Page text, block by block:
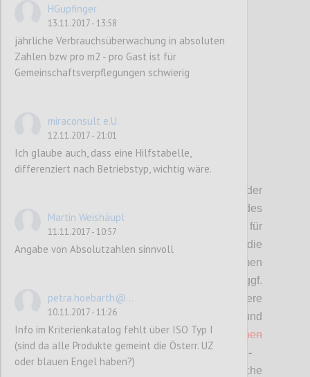
P2
bzgl. der
des
Österreichischen Umweltzeichens für
Tourismus zur Diskussion.
Bitte die
Änderungsvorschläge bewerten (mit „Daumen
hoch“ bzw. „Daumen runter“) und diese ggf.
auch kommentieren sowie allfällige weitere
Punkte einbringen.
Änderungen und
Streichungen sind rotbzw. rot durchgestrichen
zusätzlich hervorgehoben. Bei
SOLL-
sind nur neue Kriterien
, wesentliche
HGupfinger
13.11.2017 - 13:58
jährliche Verbrauchsüberwachung in absoluten
Zahlen bzw pro m2 - pro Gast ist für
Gemeinschaftsverpflegungen schwierig
miraconsult e.U.
12.11.2017 - 21:01
Ich glaube auch, dass eine Hilfstabelle,
differenziert nach Betriebstyp, wichtig wäre.
Martin Weishäupl
11.11.2017 - 10:57
Angabe von Absolutzahlen sinnvoll
petra.hoebarth@...
10.11.2017 - 11:26
Info im Kriterienkatalog fehlt über ISO Typ I
(sind da alle Produkte gemeint die Österr. UZ
oder blauen Engel haben?)